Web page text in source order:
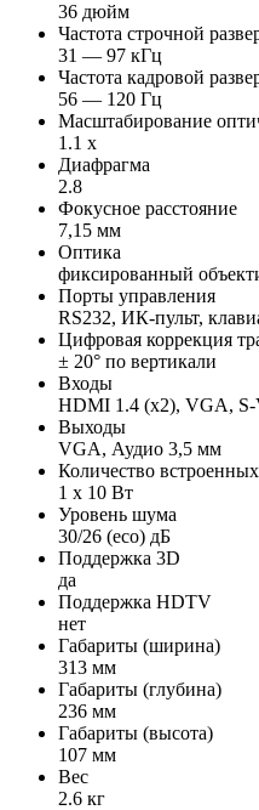
36 дюйм
Частота строчной
31 — 97 кГц
Частота кадровой
56 — 120 Гц
Масштабирование
1.1 x
Диафрагма
2.8
Фокусное расстояние
7,15 мм
Оптика
фиксированный
Порты управления
RS232, ИК-пульт,
Цифровая коррекция
± 20° по вертикали
Входы
HDMI 1.4 (x2), VGA,
Выходы
VGA, Аудио 3,5 мм
Количество
1 x 10 Вт
Уровень шума
30/26 (eco) дБ
Поддержка 3D
да
Поддержка HDTV
нет
Габариты (ширина)
313 мм
Габариты (глубина)
236 мм
Габариты (высота)
107 мм
Вес
2.6 кг